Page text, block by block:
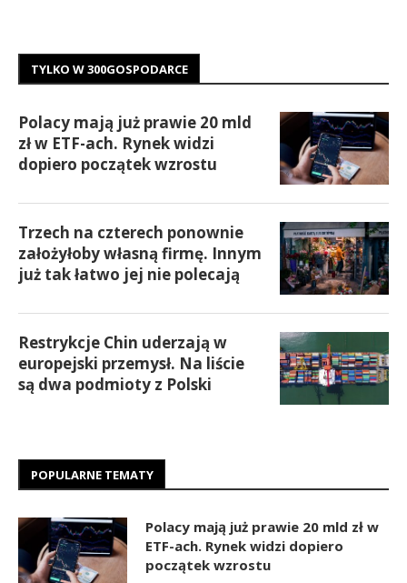
TYLKO W 300GOSPODARCE
Polacy mają już prawie 20 mld
zł w ETF-ach. Rynek widzi
dopiero początek wzrostu
Trzech na czterech ponownie
założyłoby własną firmę. Innym
już tak łatwo jej nie polecają
Restrykcje Chin uderzają w
europejski przemysł. Na liście
są dwa podmioty z Polski
POPULARNE TEMATY
Polacy mają już prawie 20 mld zł w
ETF-ach. Rynek widzi dopiero
początek wzrostu